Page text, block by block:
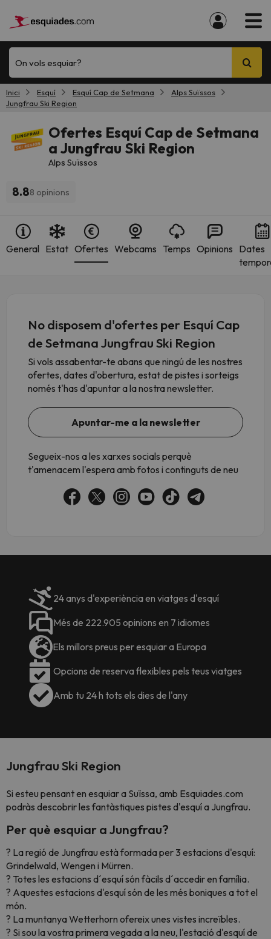
On vols esquiar?
Inici Esquí Esquí Cap de Setmana
Alps Suïssos
Jungfrau Ski Region
Ofertes Esquí Cap de Setmana
a Jungfrau Ski Region
Alps Suïssos
8.88 opinions
General Estat Ofertes Webcams Temps Opinions Dates
No disposem d'ofertes per Esquí Cap
de Setmana Jungfrau Ski Region
Si vols assabentar-te abans que ningú de les nostres
ofertes, dates d'obertura, estat de pistes i sorteigs
només t'has d'apuntar a la nostra newsletter.
Apuntar-me a la newsletter
Segueix-nos a les xarxes socials perquè
t'amenacem l'espera amb fotos i continguts de neu
24 anys d'experiència en viatges d'esquí
Més de 222.905 opinions en 7 idiomes
Els millors preus per esquiar a Europa
Opcions de reserva flexibles pels teus viatges
Amb tu 24 h tots els dies de l'any
Jungfrau Ski Region
Si esteu pensant en esquiar a Suïssa, amb Esquiades.com
podràs descobrir les fantàstiques pistes d'esquí a Jungfrau.
Per què esquiar a Jungfrau?
? La regió de Jungfrau està formada per 3 estacions d'esquí:
Grindelwald, Wengen i Mürren.
? Totes les estacions d´esquí són fàcils d´accedir en família.
? Aquestes estacions d'esquí són de les més boniques a tot el
món.
? La muntanya Wetterhorn ofereix unes vistes increïbles.
? Si sou la vostra primera vegada a la neu, l'estació d'esquí de